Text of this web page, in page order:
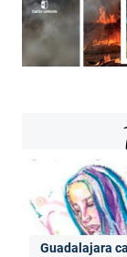
Guadalajara